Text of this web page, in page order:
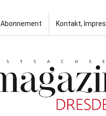
Abonnement Kontakt,